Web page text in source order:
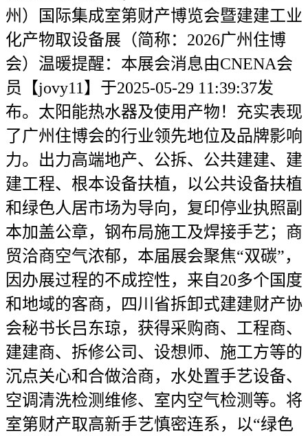
州）国际集成室第财产博览会暨建建工业
化产物取设备展（简称：2026广州住博
会）温暖提醒：本展会消息由CNENA会
员【jovy11】于2025-05-29 11:39:37发
布。太阳能热水器及使用产物！充实表现
了广州住博会的行业领先地位及品牌影响
力。出力高端地产、公拆、公共建建、建
建工程、根本设备扶植，以公共设备扶植
和绿色人居市场为导向，复印停业执照副
本加盖公章，钢布局施工及焊接手艺；商
贸洽商空气浓郁，本届展会聚焦“双碳”，
因办展过程的不成控性，来自20多个国度
和地域的客商，四川省拆卸式建建财产协
会秘书长吕东琼，获得采购商、工程商、
建建商、拆修公司、设想师、施工方等的
沉点关心和合做洽商，水处置手艺设备、
空调清洗检测维修、室内空气检测等。将
室第财产取高新手艺慎密连系，以“绿色